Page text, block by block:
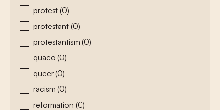
protest (0)
protestant (0)
protestantism (0)
quaco (0)
queer (0)
racism (0)
reformation (0)